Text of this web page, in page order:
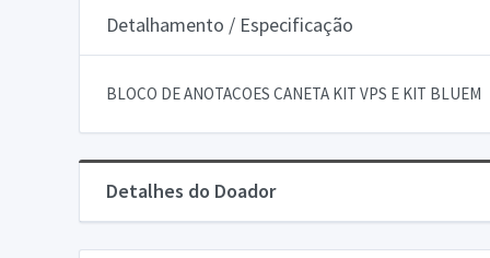
Detalhamento / Especificação
BLOCO DE ANOTACOES CANETA KIT VPS E KIT BLUEM
Detalhes do Doador